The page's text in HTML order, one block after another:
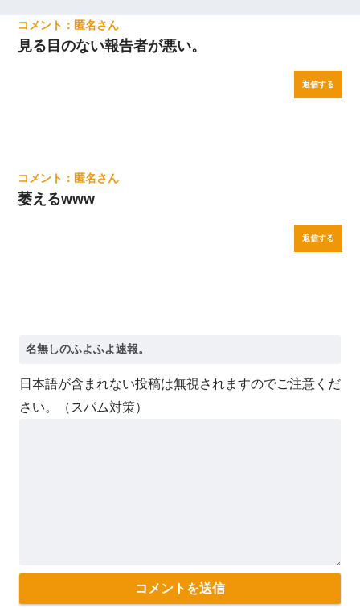
匿名
見る目のない報告者が悪い。
返信する
匿名
萎えるwww
返信する
日本語が含まれない投稿は無視されますのでご注意くだ
さい。（スパム対策）